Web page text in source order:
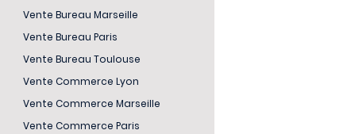
Vente Bureau Marseille
Vente Bureau Paris
Vente Bureau Toulouse
Vente Commerce Lyon
Vente Commerce Marseille
Vente Commerce Paris